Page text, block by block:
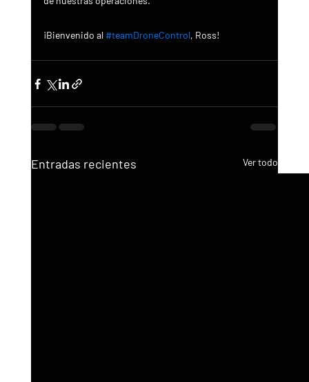
¡Bienvenido al #teamDroneControl, Ross!
Entradas recientes Ver todo